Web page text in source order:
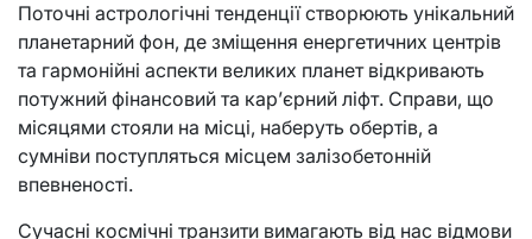
Поточні астрологічні тенденції створюють унікальний
планетарний фон, де зміщення енергетичних центрів
та гармонійні аспекти великих планет відкривають
потужний фінансовий та кар’єрний ліфт. Справи, що
місяцями стояли на місці, наберуть обертів, а
сумніви поступляться місцем залізобетонній
впевненості.
Сучасні космічні транзити вимагають від нас відмови